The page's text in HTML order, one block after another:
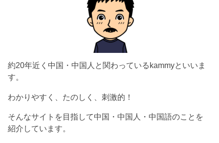
約20年近く中国・中国人と関わっているkammyといいま
す。
わかりやすく、たのしく、刺激的！
そんなサイトを目指して中国・中国人・中国語のことを
紹介しています。